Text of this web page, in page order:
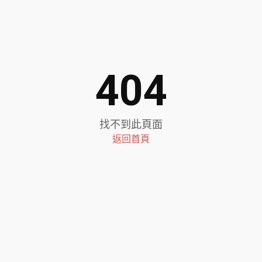
404
找不到此頁面
返回首頁